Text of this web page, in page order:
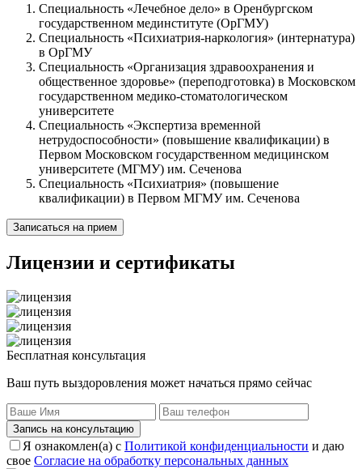
Специальность «Лечебное дело» в Оренбургском
государственном мединституте (ОрГМУ)
Специальность «Психиатрия-наркология» (интернатура)
в ОрГМУ
Специальность «Организация здравоохранения и
общественное здоровье» (переподготовка) в Московском
государственном медико-стоматологическом
университете
Специальность «Экспертиза временной
нетрудоспособности» (повышение квалификации) в
Первом Московском государственном медицинском
университете (МГМУ) им. Сеченова
Специальность «Психиатрия» (повышение
квалификации) в Первом МГМУ им. Сеченова
Записаться на прием
Лицензии и сертификаты
Бесплатная консультация
Ваш путь выздоровления может начаться прямо сейчас
Запись на консультацию
Я ознакомлен(а) с Политикой конфиденциальности и даю
свое Согласие на обработку персональных данных